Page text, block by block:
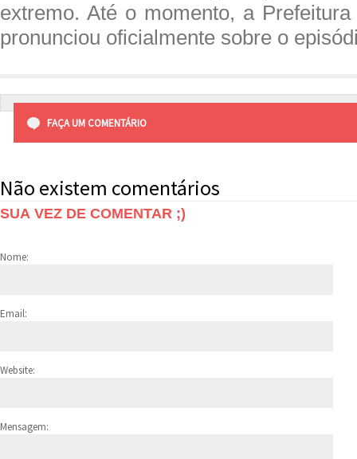
extremo. Até o momento, a
pronunciou oficialmente sobre o
FAÇA UM COMENTÁRIO
Não existem comentários
SUA VEZ DE COMENTAR ;)
Nome:
Email:
Website:
Mensagem: